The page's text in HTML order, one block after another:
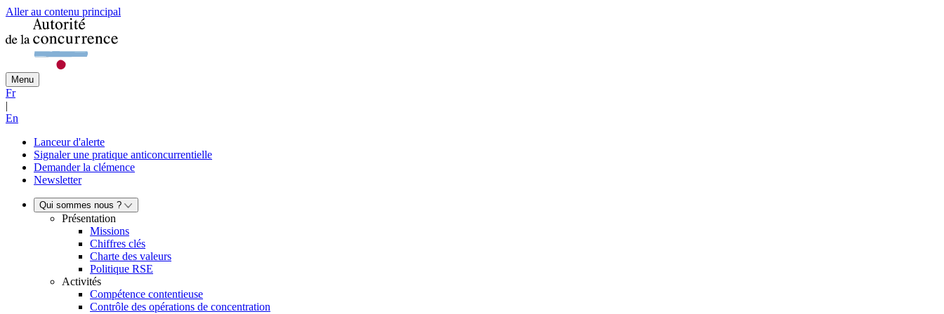
Aller au contenu principal
Menu
Fr
|
En
Lanceur d'alerte
Signaler une pratique anticoncurrentielle
Demander la clémence
Newsletter
Qui sommes nous ?
Présentation
Missions
Chiffres clés
Charte des valeurs
Politique RSE
Activités
Compétence contentieuse
Contrôle des opérations de concentration